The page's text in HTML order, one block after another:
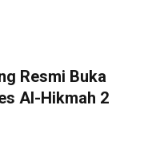
Resmi Buka
Al-Hikmah 2